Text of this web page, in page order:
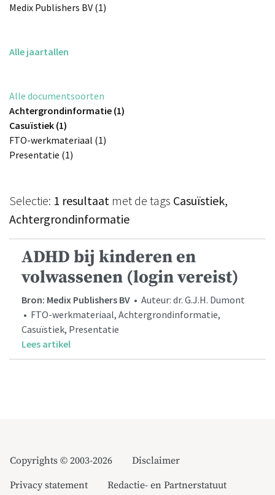
Medix Publishers BV (1)
Alle jaartallen
Alle documentsoorten
Achtergrondinformatie (1)
Casuïstiek (1)
FTO-werkmateriaal (1)
Presentatie (1)
Selectie: 1 resultaat met de tags Casuïstiek,
Achtergrondinformatie
ADHD bij kinderen en
volwassenen (login vereist)
Bron: Medix Publishers BV • Auteur: dr. G.J.H. Dumont
• FTO-werkmateriaal, Achtergrondinformatie,
Casuïstiek, Presentatie
Lees artikel
Copyrights © 2003-2026
Disclaimer
Privacy statement
Redactie- en Partnerstatuut